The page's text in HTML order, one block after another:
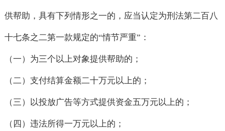
供帮助，具有下列情形之一的，应当认定为刑法第二百八
十七条之二第一款规定的“情节严重”：
（一）为三个以上对象提供帮助的；
（二）支付结算金额二十万元以上的；
（三）以投放广告等方式提供资金五万元以上的；
（四）违法所得一万元以上的；